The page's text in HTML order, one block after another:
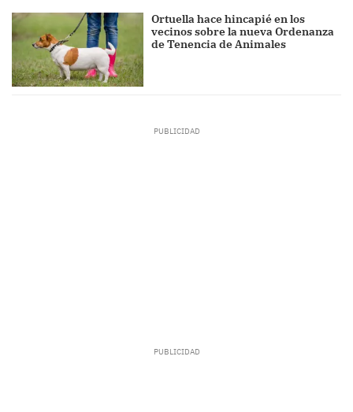
Ortuella hace hincapié en los
vecinos sobre la nueva Ordenanza
de Tenencia de Animales